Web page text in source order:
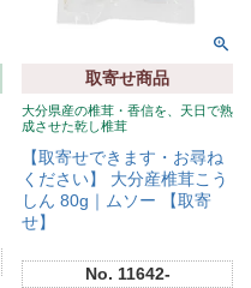
取寄せ商品
大分県産の椎茸・香信を、天日で熟
成させた乾し椎茸
【取寄せできます・お尋ね
ください】 大分産椎茸こう
しん 80g｜ムソー 【取寄
せ】
No. 11642-